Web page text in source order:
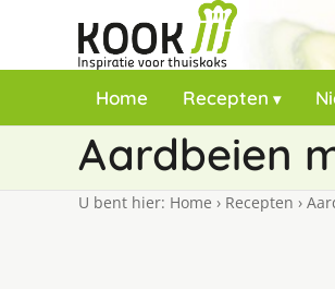
Home Recepten
Aardbeien
U bent hier: Home › Recepten ›